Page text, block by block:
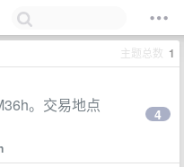
主题总数 1
。交易地点
4